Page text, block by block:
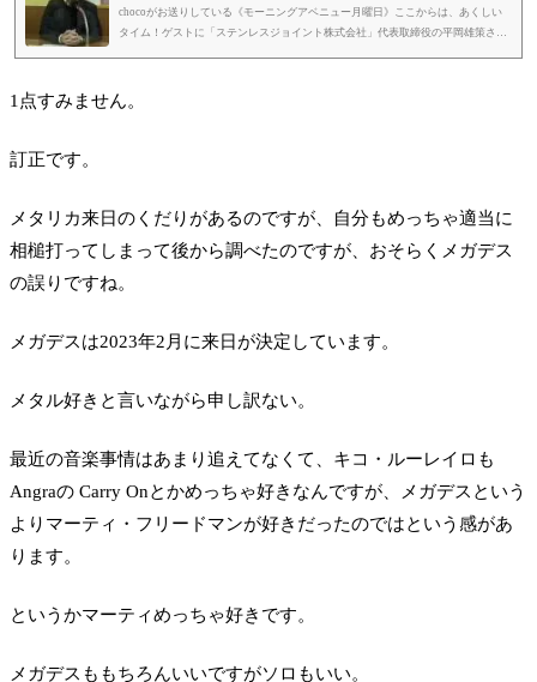
chocoがお送りしている《モーニングアベニュー月曜日》ここからは、あくしい
タイム！ゲストに「ステンレスジョイント株式会社」代表取締役の平岡雄策さん
1点すみません。
訂正です。
メタリカ来日のくだりがあるのですが、自分もめっちゃ適当に
相槌打ってしまって後から調べたのですが、おそらくメガデス
の誤りですね。
メガデスは2023年2月に来日が決定しています。
メタル好きと言いながら申し訳ない。
最近の音楽事情はあまり追えてなくて、キコ・ルーレイロも
Angraの Carry Onとかめっちゃ好きなんですが、メガデスという
よりマーティ・フリードマンが好きだったのではという感があ
ります。
というかマーティめっちゃ好きです。
メガデスももちろんいいですがソロもいい。